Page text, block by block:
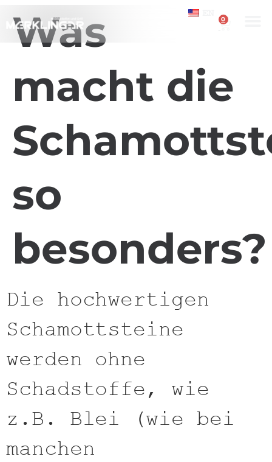
0
Was
macht die
so
besonders?
Die hochwertigen
Schamottsteine
werden ohne
Schadstoffe, wie
z.B. Blei (wie bei
manchen